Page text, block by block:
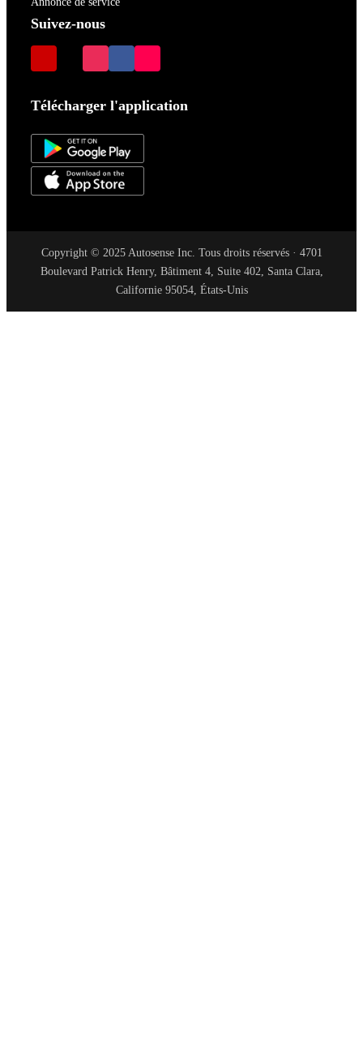
Suivez-nous
Télécharger l'application
Copyright © 2025 Autosense Inc. Tous droits réservés · 4701
Boulevard Patrick Henry, Bâtiment 4, Suite 402, Santa Clara,
Californie 95054, États-Unis